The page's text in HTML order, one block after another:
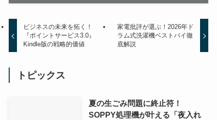
ビジネスの未来を拓く！
『ポイントサービス3.0』
Kindle版の戦略的価値
家電批評が選ぶ！2026年ド
ラム式洗濯機ベストバイ徹
底解説
トピックス
夏の生ごみ問題に終止符！
SOPPY処理機が叶える「夜入れ